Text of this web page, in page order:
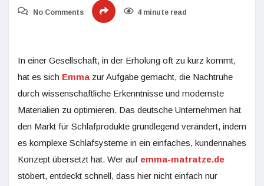
No Comments 4 minute read
In einer Gesellschaft, in der Erholung oft zu kurz kommt,
hat es sich Emma zur Aufgabe gemacht, die Nachtruhe
durch wissenschaftliche Erkenntnisse und modernste
Materialien zu optimieren. Das deutsche Unternehmen hat
den Markt für Schlafprodukte grundlegend verändert, indem
es komplexe Schlafsysteme in ein einfaches, kundennahes
Konzept übersetzt hat. Wer auf emma-matratze.de
stöbert, entdeckt schnell, dass hier nicht einfach nur